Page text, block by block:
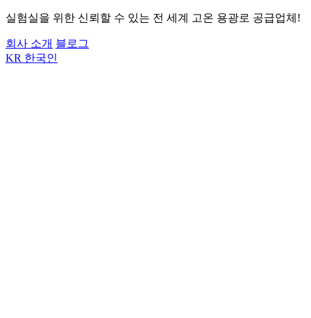
실험실을 위한 신뢰할 수 있는 전 세계 고온 용광로 공급업체!
회사 소개 블로그
KR 한국인